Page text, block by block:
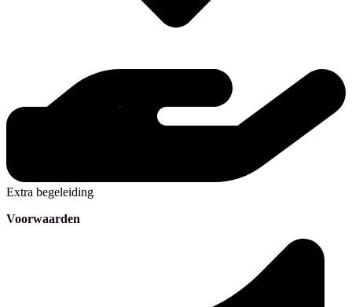
Extra begeleiding
Voorwaarden